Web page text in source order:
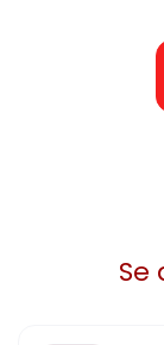
Se